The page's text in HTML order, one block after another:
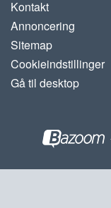
Kontakt
Annoncering
Sitemap
Cookieindstillinger
Gå til desktop